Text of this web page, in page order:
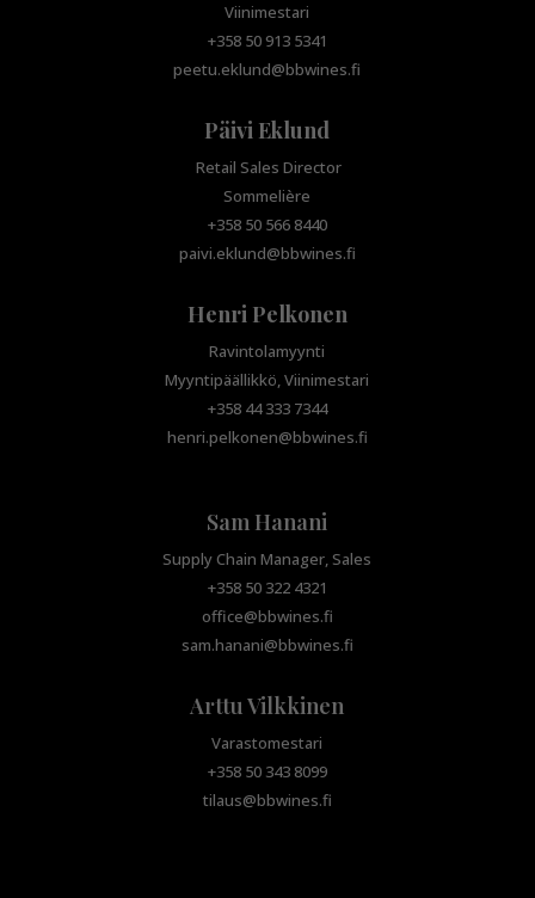
Viinimestari
+358 50 913 5341
peetu.eklund@bbwines.fi
Päivi Eklund
Retail Sales Director
Sommelière
+358 50 566 8440
paivi.eklund@bbwines.fi
Henri Pelkonen
Ravintolamyynti
Myyntipäällikkö, Viinimestari
+358 44 333 7344
henri.pelkonen@bbwines.fi
Sam Hanani
Supply Chain Manager, Sales
+358 50 322 4321
office@bbwines.fi
sam.hanani@bbwines.fi
Arttu Vilkkinen
Varastomestari
+358 50 343 8099
tilaus@bbwines.fi